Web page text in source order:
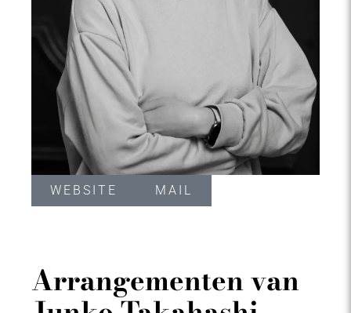
WEBSITE MAIL
Arrangementen van